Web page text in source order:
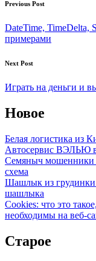
Post
navigation
Previous Post
DateTime, TimeDelta,
примерами
Next Post
Играть на деньги и
Новое
Белая логистика из
Автосервис ВЭЛЬЮ в
Семяныч мошенники
схема
Шашлык из грудинки:
шашлыка
Cookies: что это
необходимы на веб-
Старое